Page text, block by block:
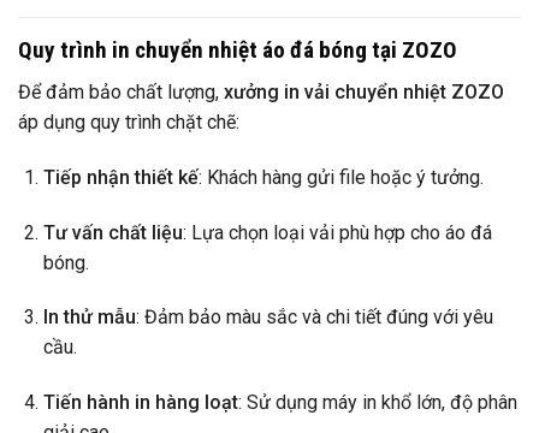
Quy trình in chuyển nhiệt áo đá bóng tại ZOZO
Để đảm bảo chất lượng, xưởng in vải chuyển nhiệt ZOZO
áp dụng quy trình chặt chẽ:
Tiếp nhận thiết kế: Khách hàng gửi file hoặc ý tưởng.
Tư vấn chất liệu: Lựa chọn loại vải phù hợp cho áo đá
bóng.
In thử mẫu: Đảm bảo màu sắc và chi tiết đúng với yêu
cầu.
Tiến hành in hàng loạt: Sử dụng máy in khổ lớn, độ phân